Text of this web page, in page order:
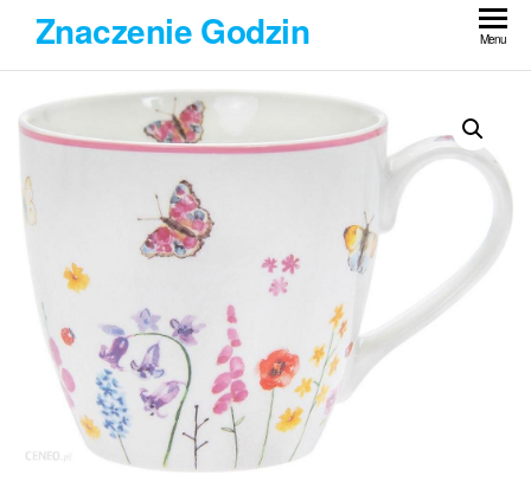
Przejdź
treści
Znaczenie Godzin Menu